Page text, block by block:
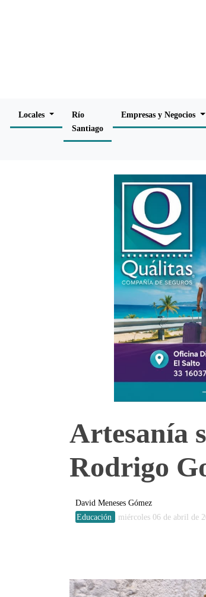
Locales
Río
Santiago
Empresas y Negocios
Artesanía
Rodrigo
David Meneses Gómez
Educación
miércoles 06 de abril de